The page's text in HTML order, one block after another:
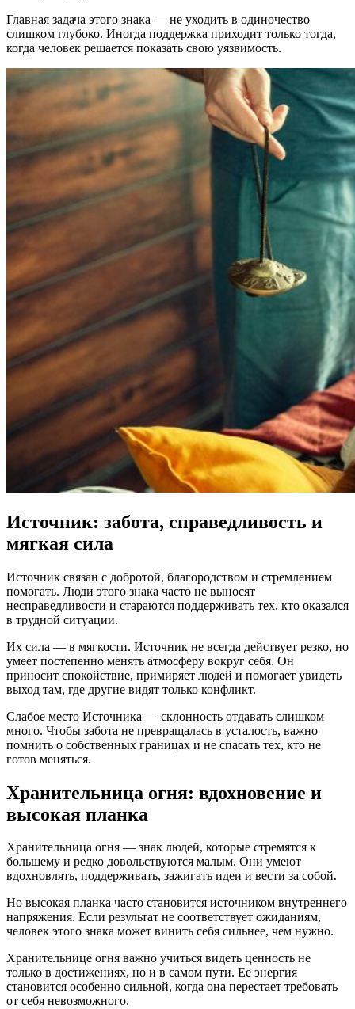
Главная задача этого знака — не уходить в одиночество
слишком глубоко. Иногда поддержка приходит только тогда,
когда человек решается показать свою уязвимость.
Источник: забота, справедливость и
мягкая сила
Источник связан с добротой, благородством и стремлением
помогать. Люди этого знака часто не выносят
несправедливости и стараются поддерживать тех, кто оказался
в трудной ситуации.
Их сила — в мягкости. Источник не всегда действует резко, но
умеет постепенно менять атмосферу вокруг себя. Он
приносит спокойствие, примиряет людей и помогает увидеть
выход там, где другие видят только конфликт.
Слабое место Источника — склонность отдавать слишком
много. Чтобы забота не превращалась в усталость, важно
помнить о собственных границах и не спасать тех, кто не
готов меняться.
Хранительница огня: вдохновение и
высокая планка
Хранительница огня — знак людей, которые стремятся к
большему и редко довольствуются малым. Они умеют
вдохновлять, поддерживать, зажигать идеи и вести за собой.
Но высокая планка часто становится источником внутреннего
напряжения. Если результат не соответствует ожиданиям,
человек этого знака может винить себя сильнее, чем нужно.
Хранительнице огня важно учиться видеть ценность не
только в достижениях, но и в самом пути. Ее энергия
становится особенно сильной, когда она перестает требовать
от себя невозможного.